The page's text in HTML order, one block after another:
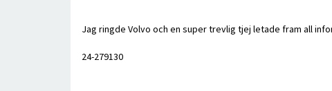
Jag ringde Volvo och en super trevlig tjej letade fram all
24-279130